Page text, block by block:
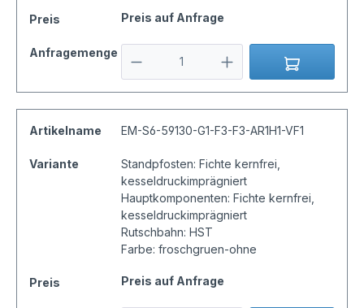
Preis Preis auf Anfrage
Anfragemenge
Artikelname EM-S6-59130-G1-F3-F3-AR1H1-VF1
Variante
Standpfosten: Fichte kernfrei,
kesseldruckimprägniert
Hauptkomponenten: Fichte kernfrei,
kesseldruckimprägniert
Rutschbahn: HST
Farbe: froschgruen-ohne
Preis Preis auf Anfrage